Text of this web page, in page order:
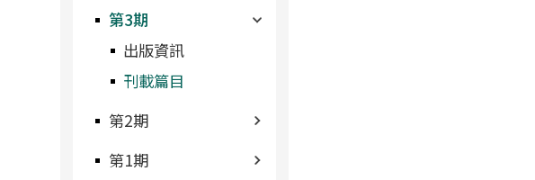
第3期
出版資訊
刊載篇目
第2期
第1期